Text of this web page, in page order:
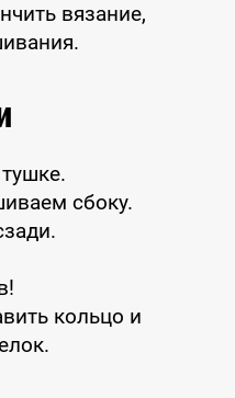
вязание,
сбоку.
кольцо и